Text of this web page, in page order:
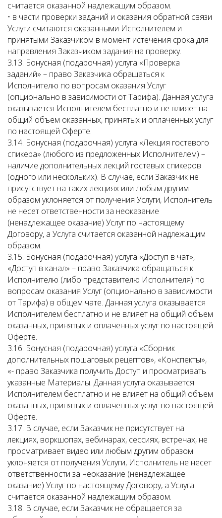
считается оказанной надлежащим образом.
• в части проверки заданий и оказания обратной связи
Услуги считаются оказанными Исполнителем и
принятыми Заказчиком в момент истечения срока для
направления Заказчиком задания на проверку.
3.13. Бонусная (подарочная) услуга «Проверка
заданий» – право Заказчика обращаться к
Исполнителю по вопросам оказания Услуг
(опционально в зависимости от Тарифа). Данная услуга
оказывается Исполнителем бесплатно и не влияет на
общий объем оказанных, принятых и оплаченных услуг
по настоящей Оферте.
3.14. Бонусная (подарочная) услуга «Лекция гостевого
спикера» (любого из предложенных Исполнителем) –
наличие дополнительных лекций гостевых спикеров
(одного или нескольких). В случае, если Заказчик не
присутствует на таких лекциях или любым другим
образом уклоняется от получения Услуги, Исполнитель
не несет ответственности за неоказание
(ненадлежащее оказание) Услуг по настоящему
Договору, а Услуга считается оказанной надлежащим
образом.
3.15. Бонусная (подарочная) услуга «Доступ в чат»,
«Доступ в канал» – право Заказчика обращаться к
Исполнителю (либо представителю Исполнителя) по
вопросам оказания Услуг (опционально в зависимости
от Тарифа) в общем чате. Данная услуга оказывается
Исполнителем бесплатно и не влияет на общий объем
оказанных, принятых и оплаченных услуг по настоящей
Оферте.
3.16. Бонусная (подарочная) услуга «Сборник
дополнительных пошаговых рецептов», «Конспекты»,
«- право Заказчика получить Доступ и просматривать
указанные Материалы. Данная услуга оказывается
Исполнителем бесплатно и не влияет на общий объем
оказанных, принятых и оплаченных услуг по настоящей
Оферте.
3.17. В случае, если Заказчик не присутствует на
лекциях, воркшопах, вебинарах, сессиях, встречах, не
просматривает видео или любым другим образом
уклоняется от получения Услуги, Исполнитель не несет
ответственности за неоказание (ненадлежащее
оказание) Услуг по настоящему Договору, а Услуга
считается оказанной надлежащим образом.
3.18. В случае, если Заказчик не обращается за